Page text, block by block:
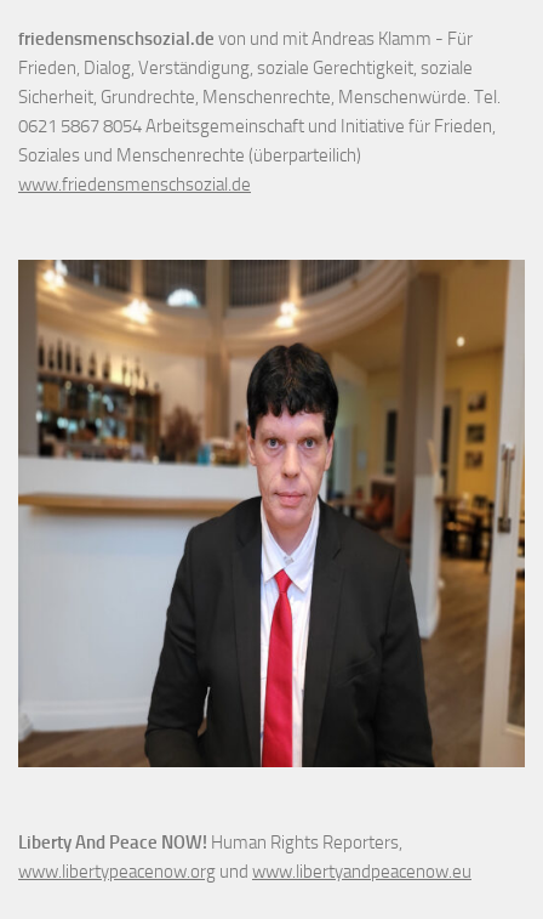
friedensmenschsozial.de von und mit Andreas Klamm - Für
Frieden, Dialog, Verständigung, soziale Gerechtigkeit, soziale
Sicherheit, Grundrechte, Menschenrechte, Menschenwürde. Tel.
0621 5867 8054 Arbeitsgemeinschaft und Initiative für Frieden,
Soziales und Menschenrechte (überparteilich)
www.friedensmenschsozial.de
Liberty And Peace NOW! Human Rights Reporters,
www.libertypeacenow.org und www.libertyandpeacenow.eu